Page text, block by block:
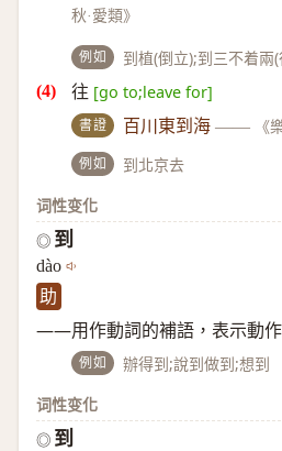
秋·愛類》
例如 到植(倒立);到三不着兩
往 [go to;leave for]
書證 百川東到海 —— 《
例如
到北京去
词性变化
◎ 到
dào
助
——用作動詞的補語，表示動
例如
辦得到;說到做到;想到
词性变化
◎ 到